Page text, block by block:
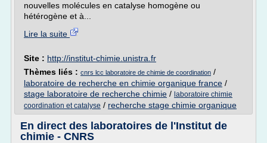
nouvelles molécules en catalyse homogène ou
hétérogène et à...
Lire la suite
Site : http://institut-chimie.unistra.fr
Thèmes liés : cnrs lcc laboratoire de chimie de coordination /
laboratoire de recherche en chimie organique france /
stage laboratoire de recherche chimie / laboratoire chimie
coordination et catalyse / recherche stage chimie organique
En direct des laboratoires de l'Institut de
chimie - CNRS